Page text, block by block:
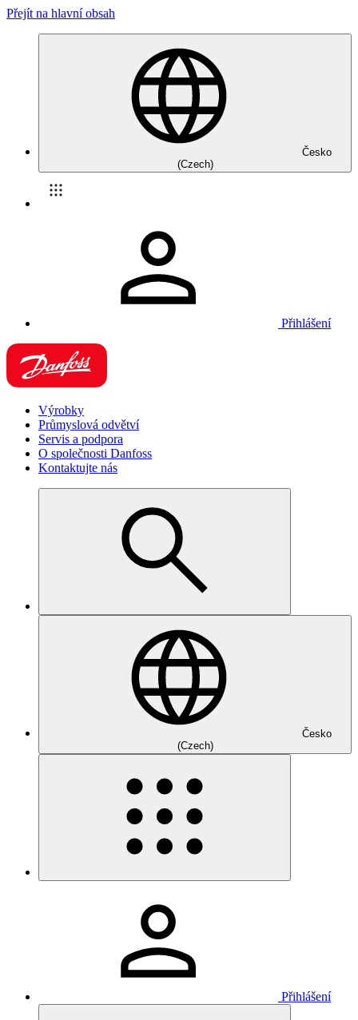
Přejít na hlavní obsah
Česko
(Czech)
Přihlášení
Výrobky
Průmyslová odvětví
Servis a podpora
O společnosti Danfoss
Kontaktujte nás
Česko
(Czech)
Přihlášení